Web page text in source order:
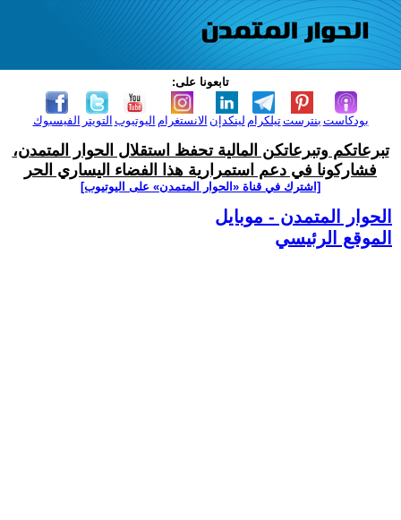
تابعونا على:
الفيسبوك التويتر اليوتيوب الانستغرام لينكدإن تيلكرامبنترست بودكاست
تبرعاتكم وتبرعاتكن المالية تحفظ استقلال الحوار المتمدن،
فشاركونا في دعم استمرارية هذا الفضاء اليساري الحر
[اشترك في قناة ‫«الحوار المتمدن» على اليوتيوب]
الحوار المتمدن - موبايل
الموقع الرئيسي